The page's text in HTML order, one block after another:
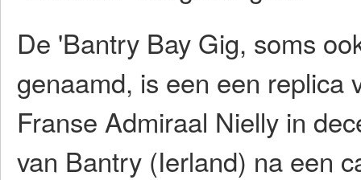
De 'Bantry Bay Gig, soms
genaamd, is een een replica
Franse Admiraal Nielly in
van Bantry (Ierland) na een